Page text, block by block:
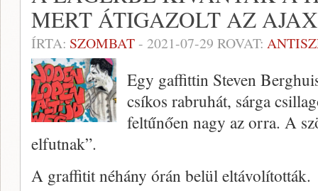
MERT ÁTIGAZOLT AZ
ÍRTA: SZOMBAT- 2021-07-29 ROVAT:
Egy gaffittin Steven
csíkos rabruhát, sárga
feltűnően nagy az orra. A
elfutnak”.
A graffitit néhány órán belül eltávolították.